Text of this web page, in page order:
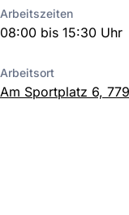
Arbeitszeiten
08:00 bis 15:30 Uhr
Arbeitsort
Am Sportplatz 6,